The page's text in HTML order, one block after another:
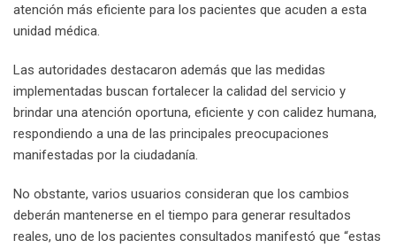
atención más eficiente para los pacientes que acuden a esta
unidad médica.
Las autoridades destacaron además que las medidas
implementadas buscan fortalecer la calidad del servicio y
brindar una atención oportuna, eficiente y con calidez humana,
respondiendo a una de las principales preocupaciones
manifestadas por la ciudadanía.
No obstante, varios usuarios consideran que los cambios
deberán mantenerse en el tiempo para generar resultados
reales, uno de los pacientes consultados manifestó que “estas